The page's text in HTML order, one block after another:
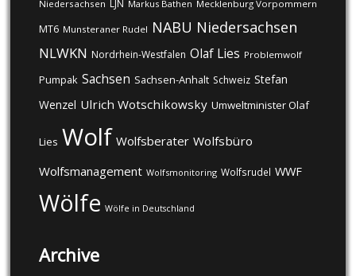
Niedersachsen LJN Markus Bathen Mecklenburg Vorpommern
MT6 Munsteraner Rudel NABU Niedersachsen
NLWKN Nordrhein-Westfalen Olaf Lies Problemwolf
Pumpak Sachsen Sachsen-Anhalt Schweiz Stefan
Wenzel Ulrich Wotschikowsky Umweltminister Olaf
Lies Wolf Wolfsberater Wolfsbüro
Wolfsmanagement Wolfsmonitoring Wolfsrudel WWF
Wölfe Wölfe in Deutschland
Archive